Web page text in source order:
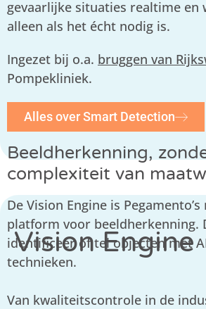
gevaarlijke situaties realtime en
alleen als het écht nodig is.
Ingezet bij o.a. bruggen van
Pompekliniek.
Alles over Smart Detection
Vision Engine
Beeldherkenning,
complexiteit van
De Vision Engine is
platform voor beeldherkenning.
identificeer of tel objecten met
technieken.
Van kwaliteitscontrole in de